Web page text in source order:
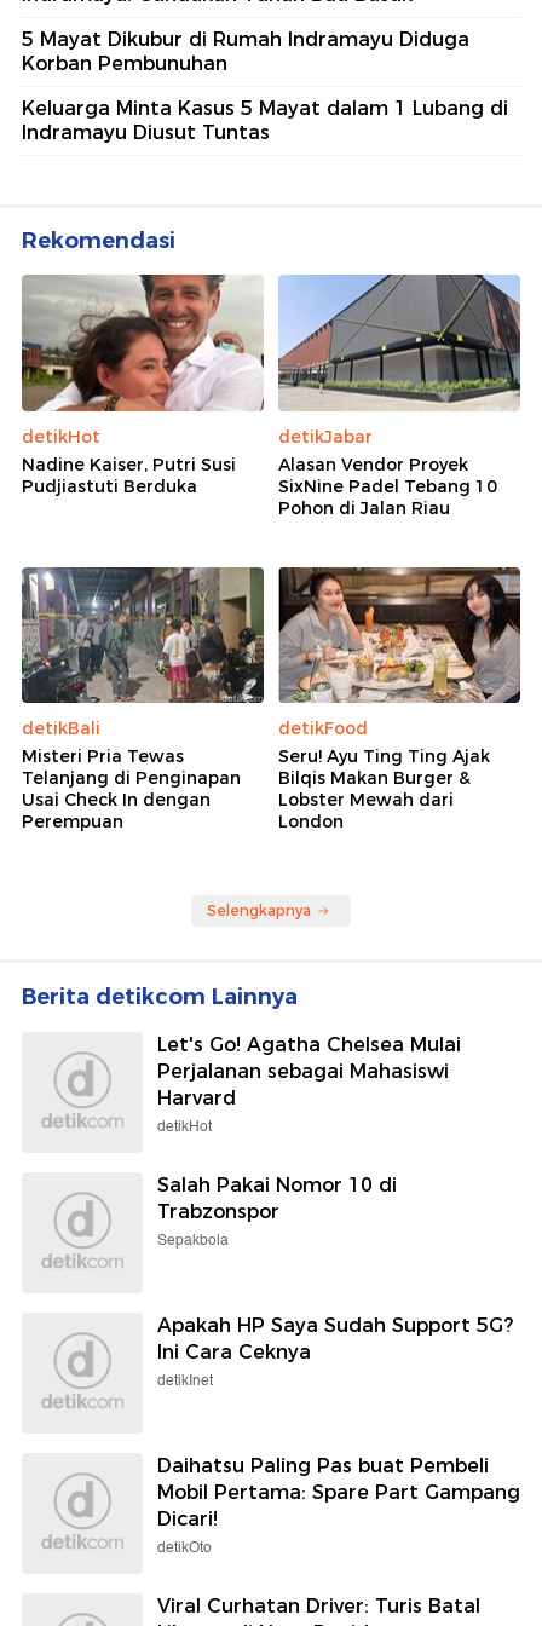
5 Mayat Dikubur di Rumah Indramayu Diduga
Korban Pembunuhan
Keluarga Minta Kasus 5 Mayat dalam 1 Lubang di
Indramayu Diusut Tuntas
Rekomendasi
detikHot
Nadine Kaiser, Putri Susi
Pudjiastuti Berduka
detikJabar
Alasan Vendor Proyek
SixNine Padel Tebang 10
Pohon di Jalan Riau
detikBali
Misteri Pria Tewas
Telanjang di Penginapan
Usai Check In dengan
Perempuan
detikFood
Seru! Ayu Ting Ting Ajak
Bilqis Makan Burger &
Lobster Mewah dari
London
Selengkapnya
Berita detikcom Lainnya
Let's Go! Agatha Chelsea Mulai
Perjalanan sebagai Mahasiswi
Harvard
detikHot
Salah Pakai Nomor 10 di
Trabzonspor
Sepakbola
Apakah HP Saya Sudah Support 5G?
Ini Cara Ceknya
detikInet
Daihatsu Paling Pas buat Pembeli
Mobil Pertama: Spare Part Gampang
Dicari!
detikOto
Viral Curhatan Driver: Turis Batal